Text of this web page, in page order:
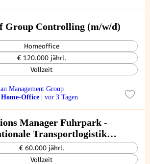
Group Controlling (m/w/d)
Homeoffice
€ 120.000 jährl.
Vollzeit
Management Group
Office
| vor 3 Tagen
Manager Fuhrpark -
Transportlogistik
€ 60.000 jährl.
Vollzeit